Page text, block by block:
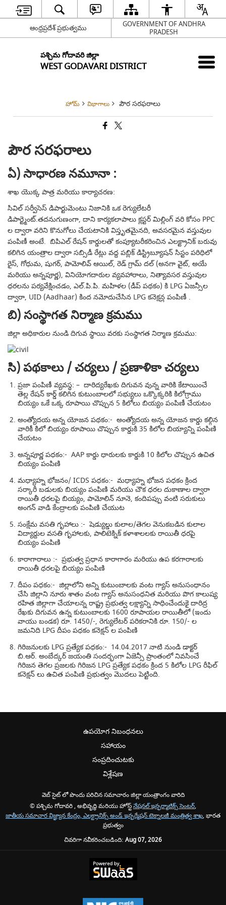
ఆంధ్రప్రదేశ్ ప్రభుత్వము
GOVERNMENT OF ANDHRA
PRADESH
పశ్చిమ గోదావరి జిల్లా
WEST GODAVARI DISTRICT
హోమ్ విభాగాలు పౌర సరఫరాలు
పౌర సరఫరాలు
ఏ) సాధారణ నమూనా :
శాఖ యొక్క పాత్ర మరియు కార్యాచరణ:
సివిల్ సర్వీసెస్ డిపార్టుమెంటు నిజానికి ఒక రెగ్యులేటరీ
డిపార్ట్మెంట్.తదనుగుణంగా, దాని కార్యకలాపాలు క్లస్టర్ మిల్లింగ్ వరి కోసం PPC
ల ద్వారా వరిని కొనుగోలు చేయటానికి విస్తృతమైనది, అవసరమైన వస్తువుల
పంపిణీ అంటే.బిపిఎల్ రేషన్ కార్డులతో కంప్యూటరీకరించిన ఎలక్ట్రానిక్ బరువు
కలిగిన యంత్రాల ద్వారా సబ్సిడీ రేట్లు వద్ద పబ్లిక్ డిస్ట్రిబ్యూషన్ సిస్టం పరిధిలో
రైస్, గోధుమ, షుగర్, పామోలివ్ ఆయిల్, రెడ్ గ్రామ్ దల్ (అనగా వైట్, అయే
మరియు అన్నపూర్ణ), వినియోగదారుల వ్యవహారాలు, నిత్యావసర వస్తువుల
ధరలను పర్యవేక్షించడం, ఎల్.పి.పి. మహిళల (డీప్ పథకం) కి LPG ఏజన్సీల
ద్వారా, UID (Aadhaar) కింద నమోదుచేసిన LPG కనెక్షన్ల పంపిణీ .
బి) సంస్థాగత నిర్మాణ క్రమము
జిల్లా అధికారుల నుండి దిగువ స్థాయి వరకు సంస్థాగత నిర్మాణ క్రమము:
సి) పథకాలు / చర్యలు / ప్రణాళికా చర్యలు
ప్రజా పంపిణీ వ్యవస్థ: – దారిద్యరేఖకు దిగువన వున్న వారికి కేటాయించే
తెల్ల రేషన్ కార్డ్ కలిగిన కుటుంబాలలో సభ్యులు ఒక్కొక్కరికి కిలోగ్రాము
బియ్యం ఒకే ఒక్క రూపాయి చొప్పున 5 కిలోలు బియ్యం పంపిణీ చేయటం
అంత్యోదయ అన్న యోజన పథకం:- అంత్యోదయ అన్న యోజన కార్డు కల్గిన
వారికీ కిలో బియ్యం రూపాయి చొప్పున కార్డుకి 35 కిలోల బియ్యాన్ని పంపిణి
చేయటం
అన్నపూర్ణ పధకం:- AAP కార్డు ధారులకు కార్డుకి 10 కిలోల చొప్పున ఉచిత
బియ్యం పంపిణి
మధ్యాహ్న భోజనం/ ICDS పధకం:- మధ్యాహ్న భోజన పధకం క్రింద
సర్కారీ బడులకు బియ్యం పంపిణి మరియు చౌక ధరల దుకాణాల ద్వారా
రాయితీ ధరలపై బియ్యం, పామోలిన్ నూనె, కందిపప్పు వంటి సరుకులు
అంగన్ వాడి కేంద్రాలకు పంపిణి చేయుట
సంక్షేమ వసతి గృహాలు :- షెడ్యుల్డు కులాల/తెగల వెనుకబడిన కులాల
విద్యార్దుల వసతి గృహాలకు, పాలిటెక్నిక్ కళాశాలలకు రాయితీ ధరపై
బియ్యం పంపిణి
కారాగారాలు :- ప్రభుత్వ ప్రధాన కారాగారం మరియు ఉప కరగారాలకు
రాయితీ ధరలపై బియ్యం పంపిణి
దీపం పధకం:- జిల్లాలోని అన్ని కుటుంబాలకు వంట గ్యాస్ అనుసంధానం
చేసి జిల్లాని నూరు శాతం వంట గ్యాస్ అనుసంధనిత మరియు పొగ కాలుష్య
రహిత జిల్లాగా చేయాలన్న రాష్ట్ర ప్రభుత్వ లక్ష్యాన్ని సాధించేందుకై దారిద్ర
రేఖకు దిగువన ఉన్న కుటుంబాలకు 1600 రూపాయల రాయితీలో (ఇందు
వాయు బండక) రూ. 1450/-, రెగ్యులేటర్ పరికరానికి రూ. 150/- ల
జమనిది LPG దీపం పధకం కనెక్షన్ ల పంపిణి
గిరిజనులకు LPG ప్రత్యేక పధకం:- 14.04.2017 నాటి నుండి డాక్టర్
బి.ఆర్. అంబేద్కర్ జయంతి సందర్భంగా ఏజెన్సీ ప్రాంతంలో నివసించే
గిరిజన తెగల ప్రజలకు గిరిజన LPG ప్రత్యేక పధకం క్రింద 5 కిలోల LPG రీఫిల్
కనెక్షన్ లు ఉచిత పంపిణి ప్రభుత్వం మొదలు పెట్టింది.
ఉపయోగ నిబంధనలు
సహాయం
సంప్రదించుటకు
విశ్లేషణ
వెబ్ సైట్ లో పొందు పరిచిన సమాచారం జిల్లా యంత్రాంగం వారిది
© పశ్చిమ గోదావరి , అభివృద్ధి మరియు హోస్ట్నేషనల్ ఇన్ఫర్మాటిక్స్ సెంటర్,
జాతీయ సమాచార విజ్ఞ్యాన కేంద్రం, ఎలక్ట్రానిక్స్ అండ్ ఇన్ఫర్మేషన్ టెక్నాలజీ మంత్రిత్వ శాఖ, భారత
ప్రభుత్వం
చివరిగా నవీకరించబడింది: Aug 07, 2026